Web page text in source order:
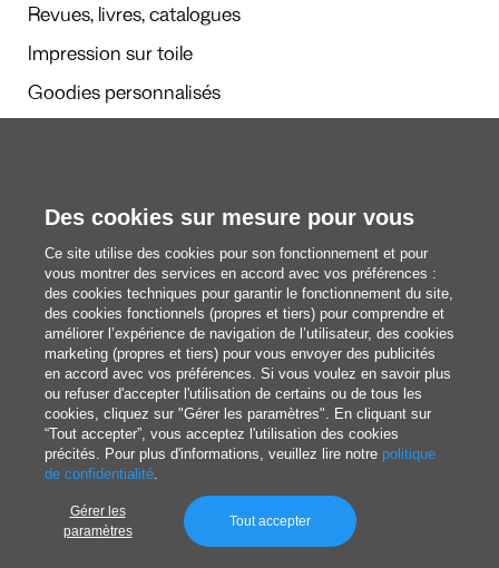
Revues, livres, catalogues
Impression sur toile
Goodies personnalisés
Nous découvrir
blog@pixartprinting.com
Politique de Confidentialité
Des cookies sur mesure pour vous
Ce site utilise des cookies pour son fonctionnement et pour
vous montrer des services en accord avec vos préférences :
des cookies techniques pour garantir le fonctionnement du site,
des cookies fonctionnels (propres et tiers) pour comprendre et
améliorer l’expérience de navigation de l’utilisateur, des cookies
marketing (propres et tiers) pour vous envoyer des publicités
en accord avec vos préférences. Si vous voulez en savoir plus
ou refuser d'accepter l'utilisation de certains ou de tous les
cookies, cliquez sur "Gérer les paramètres". En cliquant sur
“Tout accepter”, vous acceptez l'utilisation des cookies
précités. Pour plus d'informations, veuillez lire notre politique
de confidentialité.
Gérer les
paramètres
Tout accepter